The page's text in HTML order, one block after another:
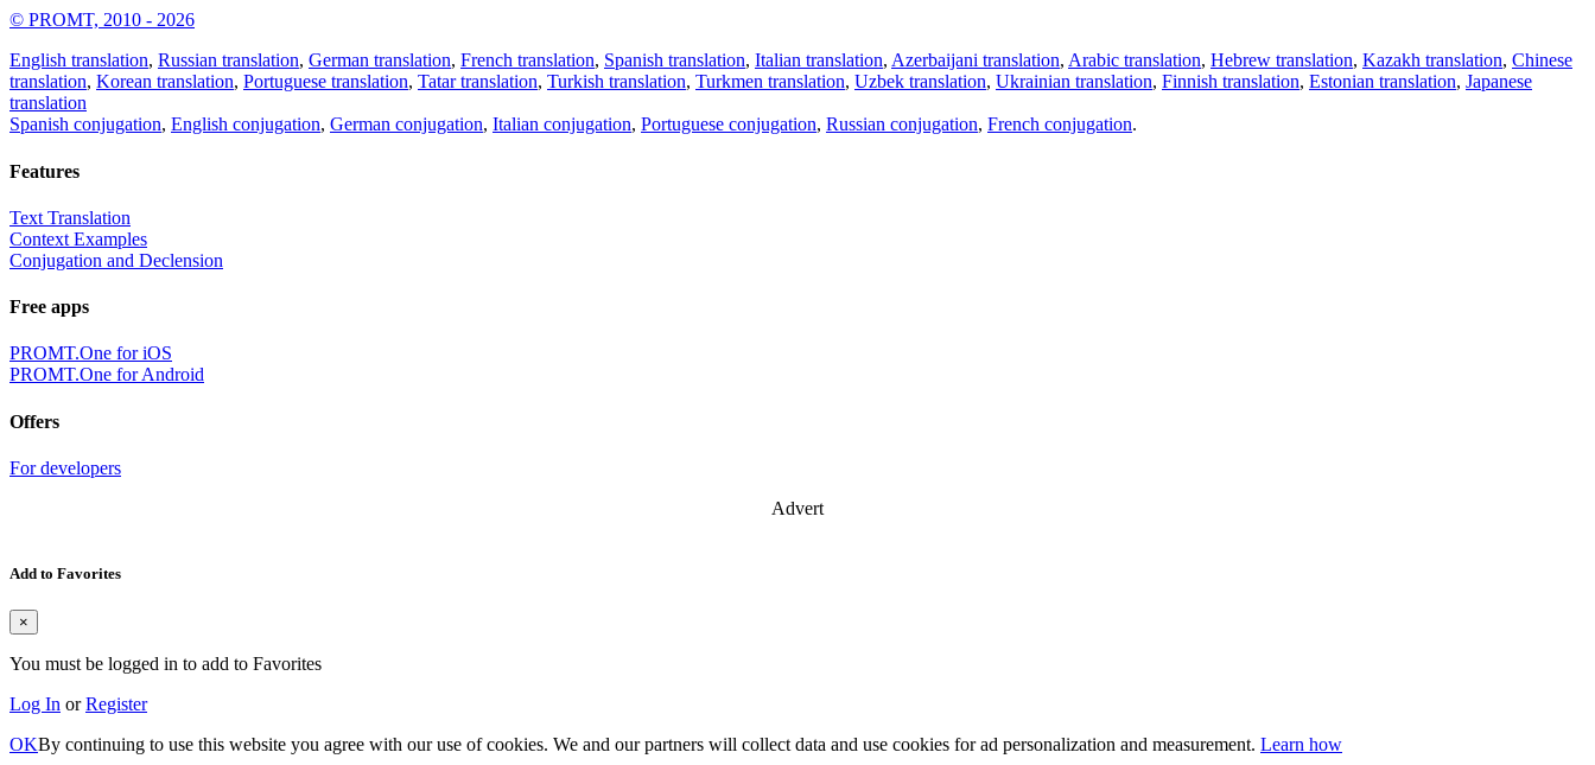
© PROMT, 2010 - 2026
English translation, Russian translation, German translation, French translation, Spanish translation, Italian translation, Azerbaijani translation, Arabic translation, Hebrew translation, Kazakh translation, Chinese
translation, Korean translation, Portuguese translation, Tatar translation, Turkish translation, Turkmen translation, Uzbek translation, Ukrainian translation, Finnish translation, Estonian translation, Japanese
translation
Spanish conjugation, English conjugation, German conjugation, Italian conjugation, Portuguese conjugation, Russian conjugation, French conjugation.
Features
Text Translation
Context Examples
Conjugation and Declension
Free apps
PROMT.One for iOS
PROMT.One for Android
Offers
For developers
Advert
Add to Favorites
×
You must be logged in to add to Favorites
Log In orRegister
OKBy continuing to use this website you agree with our use of cookies. We and our partners will collect data and use cookies for ad personalization and measurement. Learn how